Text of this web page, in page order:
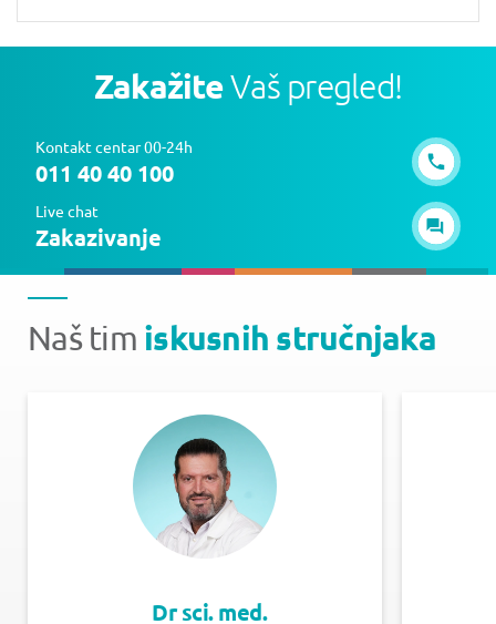
ZakažiteVaš pregled!
Kontakt centar 00-24h
011 40 40 100
Live chat
Zakazivanje
Naš tim iskusnih stručnjaka
Dr sci. med.